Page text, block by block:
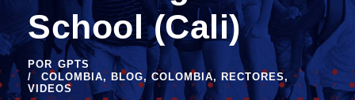
School (Cali)
POR GPTS
COLOMBIA, BLOG, COLOMBIA, RECTORES,
VIDEOS